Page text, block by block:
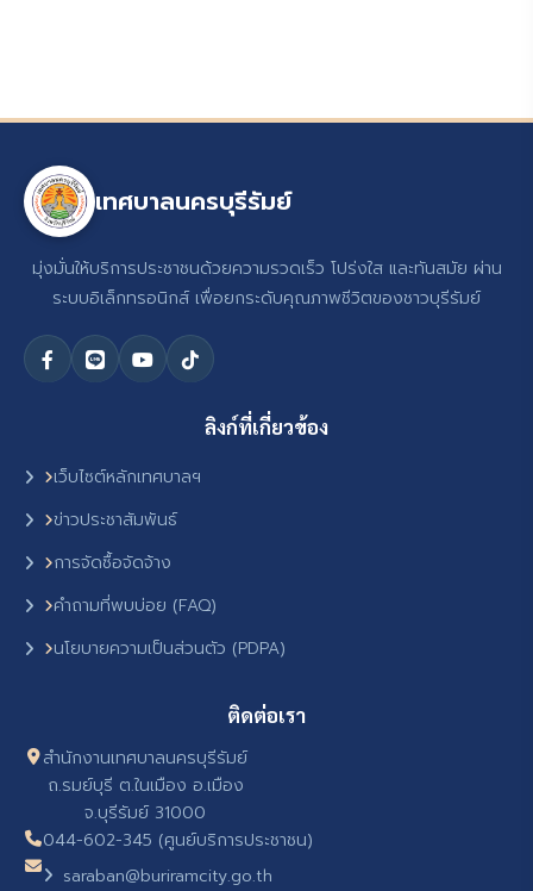
เทศบาลนครบุรีรัมย์
มุ่งมั่นให้บริการประชาชนด้วยความรวดเร็ว โปร่งใส และทันสมัย ผ่าน
ระบบอิเล็กทรอนิกส์ เพื่อยกระดับคุณภาพชีวิตของชาวบุรีรัมย์
ลิงก์ที่เกี่ยวข้อง
เว็บไซต์หลักเทศบาลฯ
ข่าวประชาสัมพันธ์
การจัดซื้อจัดจ้าง
คำถามที่พบบ่อย (FAQ)
นโยบายความเป็นส่วนตัว (PDPA)
ติดต่อเรา
สำนักงานเทศบาลนครบุรีรัมย์
ถ.รมย์บุรี ต.ในเมือง อ.เมือง
จ.บุรีรัมย์ 31000
044-602-345 (ศูนย์บริการประชาชน)
saraban@buriramcity.go.th